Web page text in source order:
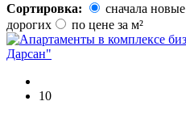
Сортировка:
сначала новые
дорогих
по цене за м²
10